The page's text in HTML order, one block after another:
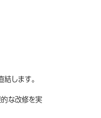
します。
な改修を実